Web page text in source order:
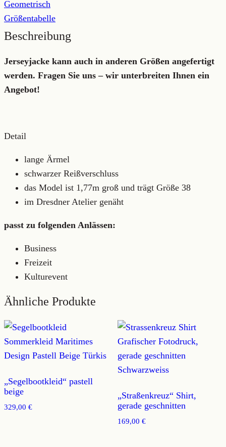
Geometrisch
Größentabelle
Beschreibung
Jerseyjacke kann auch in anderen Größen angefertigt
werden. Fragen Sie uns – wir unterbreiten Ihnen ein
Angebot!
Detail
lange Ärmel
schwarzer Reißverschluss
das Model ist 1,77m groß und trägt Größe 38
im Dresdner Atelier genäht
passt zu folgenden Anlässen:
Business
Freizeit
Kulturevent
Ähnliche Produkte
„Segelbootkleid“ pastell
beige
329,00 €
„Straßenkreuz“ Shirt,
gerade geschnitten
169,00 €